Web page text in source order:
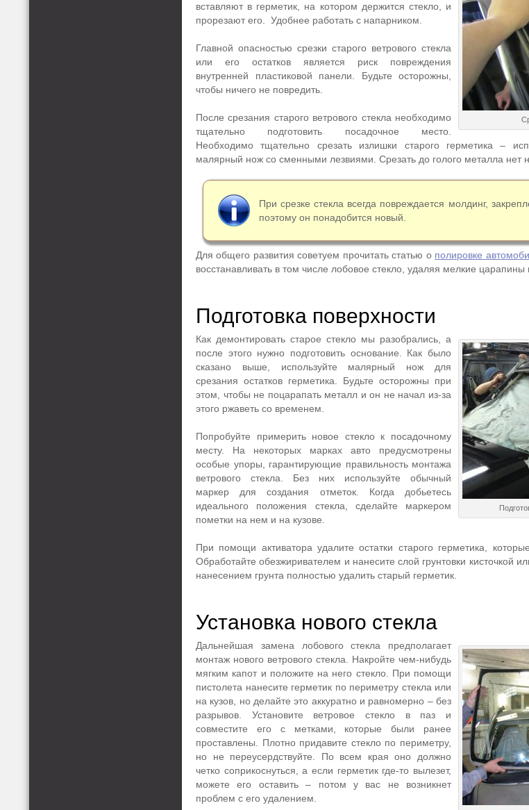
вставляют в герметик, на котором держится стекло, и
прорезают его. Удобнее работать с напарником.
Главной опасностью срезки старого ветрового стекла
или его остатков является риск повреждения
внутренней пластиковой панели. Будьте осторожны,
чтобы ничего не повредить.
После срезания старого ветрового стекла необходимо
тщательно подготовить посадочное место.
Необходимо тщательно срезать излишки старого герметика –
малярный нож со сменными лезвиями. Срезать до голого металла нет
При срезке стекла всегда повреждается молдинг,
поэтому он понадобится новый.
Для общего развития советуем прочитать статью о полировке
восстанавливать в том числе лобовое стекло, удаляя мелкие царапины
Подготовка поверхности
Как демонтировать старое стекло мы разобрались, а
после этого нужно подготовить основание. Как было
сказано выше, используйте малярный нож для
срезания остатков герметика. Будьте осторожны при
этом, чтобы не поцарапать металл и он не начал из-за
этого ржаветь со временем.
Попробуйте примерить новое стекло к посадочному
месту. На некоторых марках авто предусмотрены
особые упоры, гарантирующие правильность монтажа
ветрового стекла. Без них используйте обычный
маркер для создания отметок. Когда добьетесь
идеального положения стекла, сделайте маркером
пометки на нем и на кузове.
При помощи активатора удалите остатки старого герметика,
Обработайте обезжиривателем и нанесите слой грунтовки кисточкой
нанесением грунта полностью удалить старый герметик.
Установка нового стекла
Дальнейшая замена лобового стекла предполагает
монтаж нового ветрового стекла. Накройте чем-нибудь
мягким капот и положите на него стекло. При помощи
пистолета нанесите герметик по периметру стекла или
на кузов, но делайте это аккуратно и равномерно – без
разрывов. Установите ветровое стекло в паз и
совместите его с метками, которые были ранее
проставлены. Плотно придавите стекло по периметру,
но не переусердствуйте. По всем края оно должно
четко соприкоснуться, а если герметик где-то вылезет,
можете его оставить – потом у вас не возникнет
проблем с его удалением.